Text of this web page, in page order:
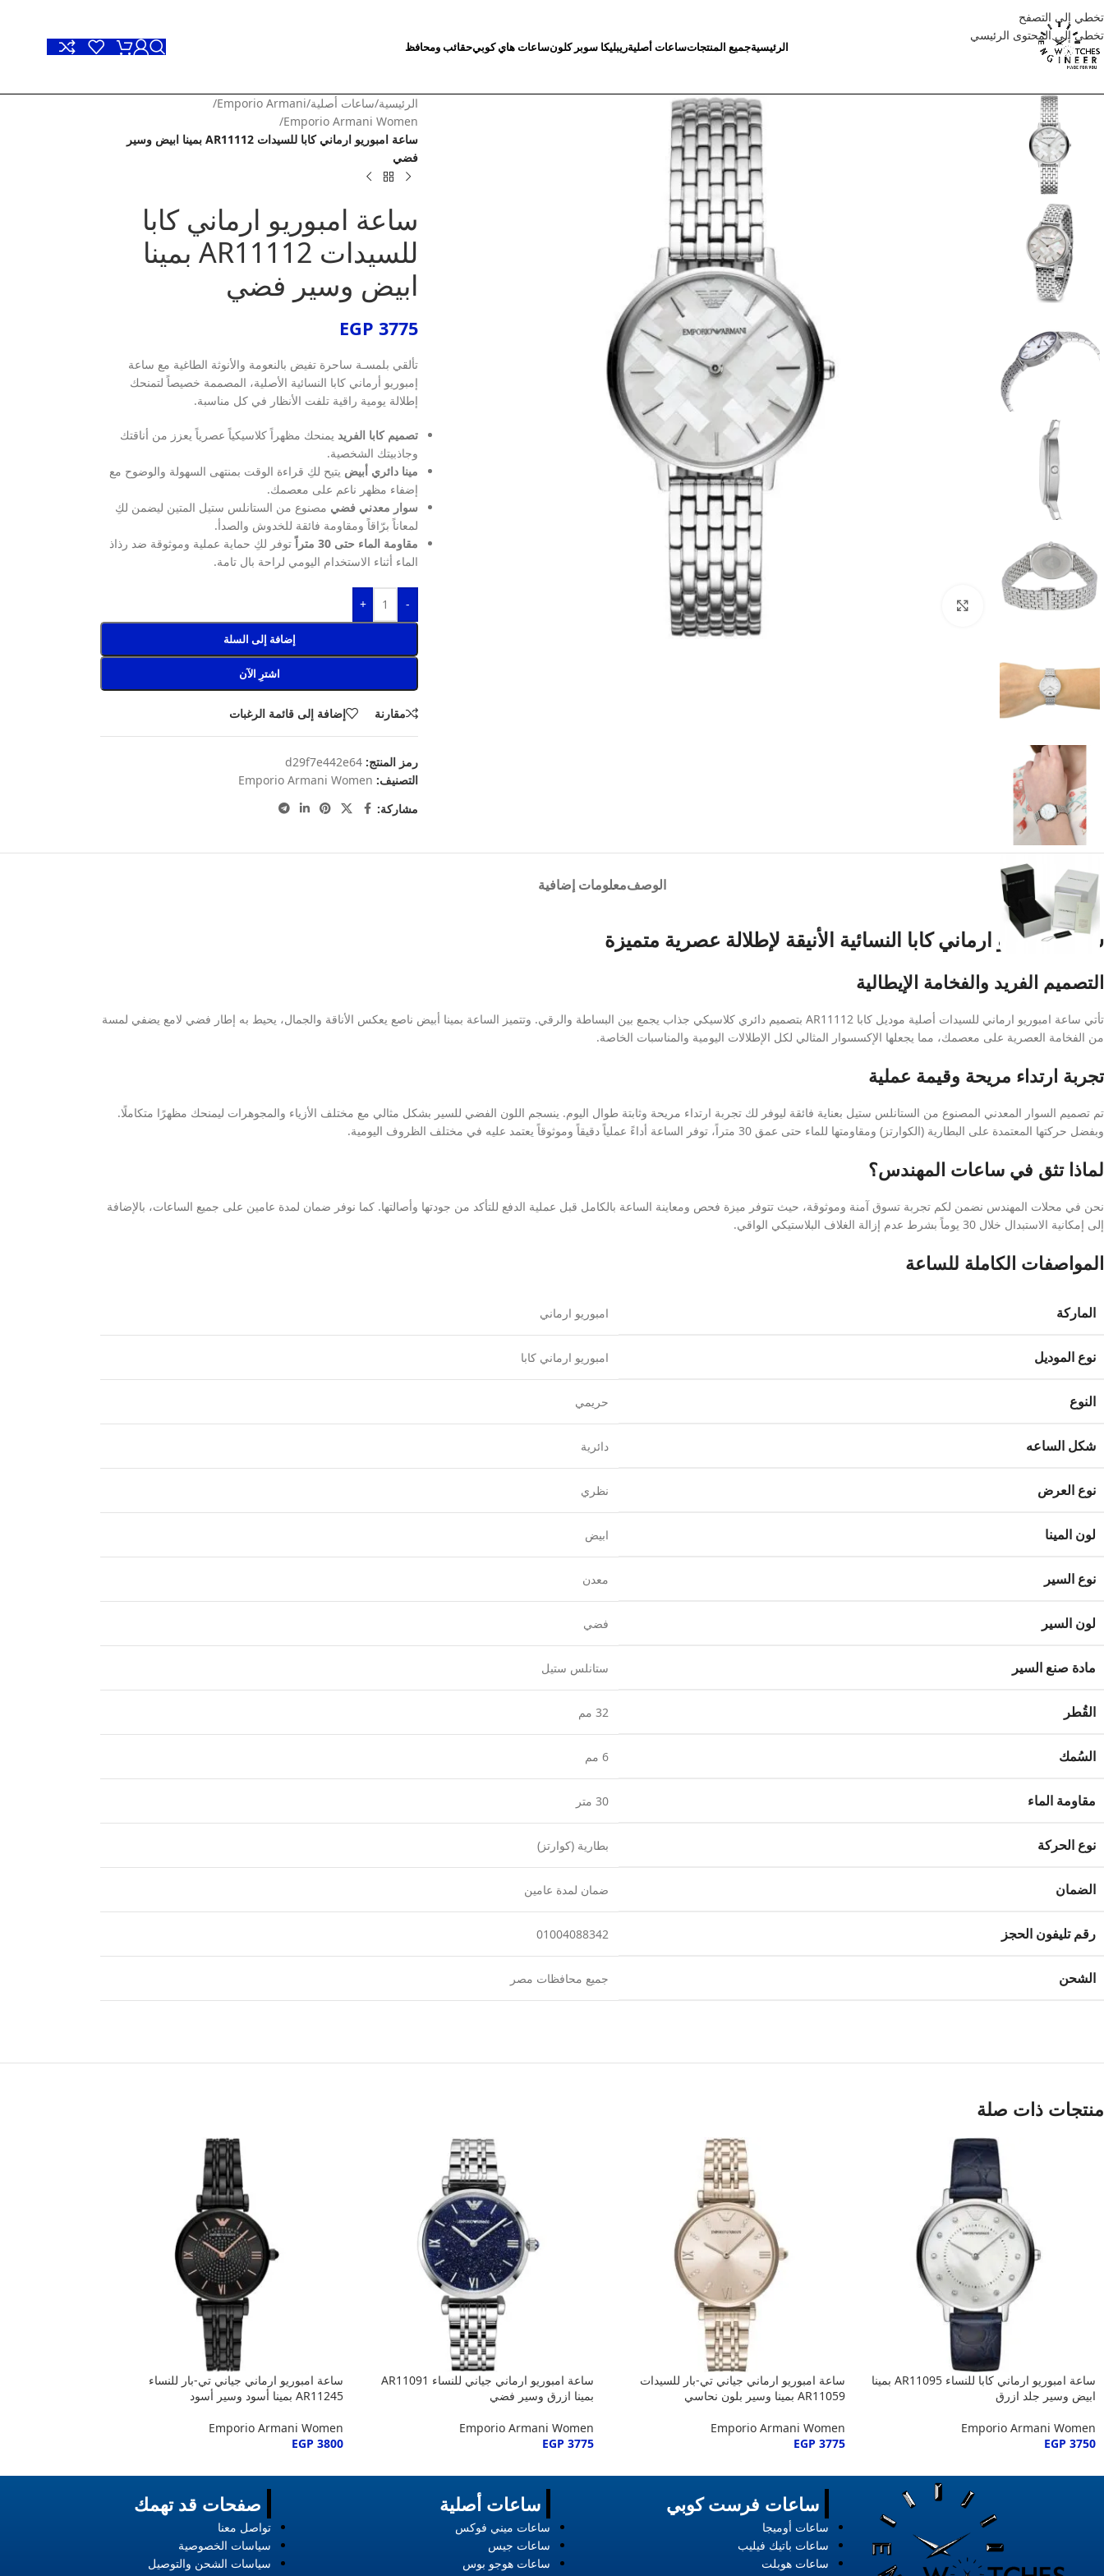
تخطي إلى التصفح
تخطي إلى المحتوى الرئيسي
الرئيسيةجميع المنتجاتساعات أصليةريبليكا سوبر كلونساعات هاي كوبيحقائب ومحافظ
الرئيسية/ساعات أصلية/
Emporio Armani
/
Emporio Armani Women
/
ساعة امبوريو ارماني كابا للسيدات AR11112 بمينا ابيض وسير
فضي
ساعة امبوريو ارماني كابا
للسيدات AR11112 بمينا
ابيض وسير فضي
EGP 3775
تألقي بلمسـة ساحرة تفيض بالنعومة والأنوثة الطاغية مع ساعة
إمبوريو أرماني كابا النسائية الأصلية، المصممة خصيصاً لتمنحك
إطلالة يومية راقية تلفت الأنظار في كل مناسبة.
تصميم كابا الفريد يمنحك مظهراً كلاسيكياً عصرياً يعزز من أناقتك
وجاذبيتك الشخصية.
مينا دائري أبيض يتيح لكِ قراءة الوقت بمنتهى السهولة والوضوح مع
إضفاء مظهر ناعم على معصمك.
سوار معدني فضي مصنوع من الستانلس ستيل المتين ليضمن لكِ
لمعاناً برّاقاً ومقاومة فائقة للخدوش والصدأ.
مقاومة الماء حتى 30 متراً
توفر لكِ حماية عملية وموثوقة ضد رذاذ
الماء أثناء الاستخدام اليومي لراحة بال تامة.
-
+
إضافة إلى السلة
اشترِ الآن
مقارنة إضافة إلى قائمة الرغبات
رمز المنتج: d29f7e442e64
التصنيف: Emporio Armani Women
مشاركة:
الوصفمعلومات إضافية
ساعة امبوريو ارماني كابا النسائية الأنيقة لإطلالة عصرية متميزة
التصميم الفريد والفخامة الإيطالية
تأتي ساعة امبوريو ارماني للسيدات أصلية موديل كابا AR11112 بتصميم دائري كلاسيكي جذاب يجمع بين البساطة والرقي. وتتميز الساعة بمينا أبيض ناصع يعكس الأناقة والجمال، يحيط به إطار فضي لامع يضفي لمسة
من الفخامة العصرية على معصمك، مما يجعلها الإكسسوار المثالي لكل الإطلالات اليومية والمناسبات الخاصة.
تجربة ارتداء مريحة وقيمة عملية
تم تصميم السوار المعدني المصنوع من الستانلس ستيل بعناية فائقة ليوفر لك تجربة ارتداء مريحة وثابتة طوال اليوم. ينسجم اللون الفضي للسير بشكل مثالي مع مختلف الأزياء والمجوهرات ليمنحك مظهرًا متكاملًا.
وبفضل حركتها المعتمدة على البطارية (الكوارتز) ومقاومتها للماء حتى عمق 30 متراً، توفر الساعة أداءً عملياً دقيقاً وموثوقاً يعتمد عليه في مختلف الظروف اليومية.
لماذا تثق في ساعات المهندس؟
نحن في محلات المهندس نضمن لكم تجربة تسوق آمنة وموثوقة، حيث تتوفر ميزة فحص ومعاينة الساعة بالكامل قبل عملية الدفع للتأكد من جودتها وأصالتها. كما نوفر ضمان لمدة عامين على جميع الساعات، بالإضافة
إلى إمكانية الاستبدال خلال 30 يوماً بشرط عدم إزالة الغلاف البلاستيكي الواقي.
المواصفات الكاملة للساعة
الماركة امبوريو ارماني
نوع الموديل امبوريو ارماني كابا
النوع حريمي
شكل الساعه دائرية
نوع العرض نظري
لون المينا ابيض
نوع السير معدن
لون السير فضي
مادة صنع السير ستانلس ستيل
القُطر 32 مم
السُمك 6 مم
مقاومة الماء 30 متر
نوع الحركة بطارية (كوارتز)
الضمان ضمان لمدة عامين
رقم تليفون الحجز 01004088342
الشحن جميع محافظات مصر
منتجات ذات صلة
ساعة امبوريو ارماني كابا للنساء AR11095 بمينا
ابيض وسير جلد ازرق
Emporio Armani Women
EGP 3750
ساعة امبوريو ارماني جياني تي-بار للسيدات
AR11059 بمينا وسير بلون نحاسي
Emporio Armani Women
EGP 3775
ساعة امبوريو ارماني جياني للنساء AR11091
بمينا ازرق وسير فضي
Emporio Armani Women
EGP 3775
ساعة امبوريو ارماني جياني تي-بار للنساء
AR11245 بمينا أسود وسير أسود
Emporio Armani Women
EGP 3800
صفحات قد تهمك
تواصل معنا
سياسات الخصوصية
سياسات الشحن والتوصيل
ساعات أصلية
ساعات ميني فوكس
ساعات جيس
ساعات هوجو بوس
ساعات فرست كوبي
ساعات أوميجا
ساعات باتيك فيليب
ساعات هوبلت